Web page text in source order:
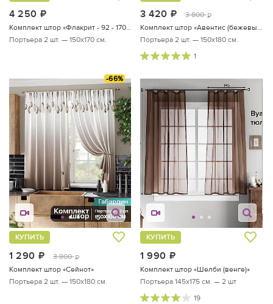
4 250
Комплект штор «Флакрит - 92 - 170 см»
Портьера 2 шт. — 150х170 см.
3 420 руб.
3 800 руб.
Комплект штор «Авентис (бежевый)»
Портьера 2 шт. — 150х180 см.
1
-66%
1 290 руб.
3 800 руб.
КУПИТЬ
Комплект штор «Сейнот»
Портьера 2 шт. — 150х180 см.
1 990
КУПИТЬ
Комплект штор «Шелби (венге)»
Портьера 145х175 см. — 2 шт
19